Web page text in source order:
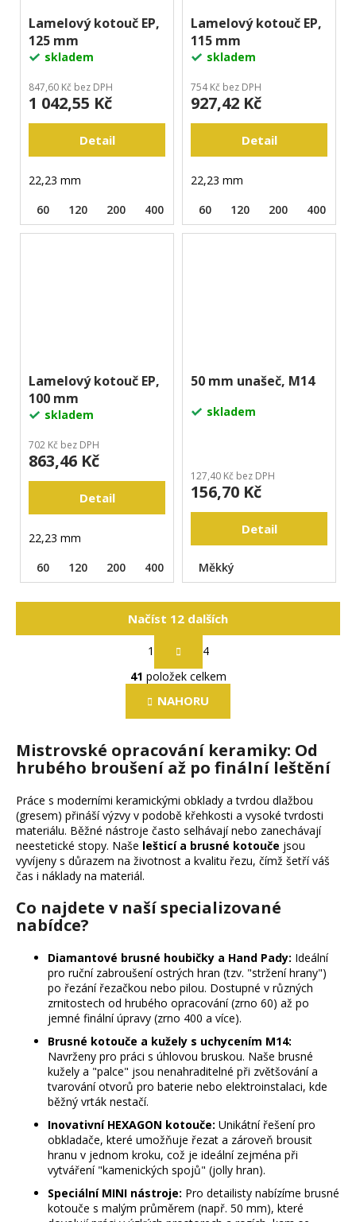
Lamelový kotouč EP,
125 mm
skladem
847,60 Kč bez DPH
1 042,55 Kč
Detail
22,23 mm
60
120 200 400
Lamelový kotouč EP,
115 mm
skladem
754 Kč bez DPH
927,42 Kč
Detail
22,23 mm
60
120 200 400
Lamelový kotouč EP,
100 mm
skladem
702 Kč bez DPH
863,46 Kč
Detail
22,23 mm
60
120 200 400
50 mm unašeč, M14
skladem
127,40 Kč bez DPH
156,70 Kč
Detail
Měkký
O
v
l
á
a
c
p
r
v
k
ý
s
u
Načíst 12 dalších
t
r
á
n
k
v
á
n
í
1
4
41 položek celkem
NAHORU
Mistrovské opracování keramiky: Od
hrubého broušení až po finální leštění
Práce s moderními keramickými obklady a tvrdou dlažbou
(gresem) přináší výzvy v podobě křehkosti a vysoké tvrdosti
materiálu. Běžné nástroje často selhávají nebo zanechávají
neestetické stopy. Naše lešticí a brusné kotouče jsou
vyvíjeny s důrazem na životnost a kvalitu řezu, čímž šetří váš
čas i náklady na materiál.
Co najdete v naší specializované
nabídce?
Diamantové brusné houbičky a Hand Pady: Ideální
pro ruční zabroušení ostrých hran (tzv. "stržení hrany")
po řezání řezačkou nebo pilou. Dostupné v různých
zrnitostech od hrubého opracování (zrno 60) až po
jemné finální úpravy (zrno 400 a více).
Brusné kotouče a kužely s uchycením M14:
Navrženy pro práci s úhlovou bruskou. Naše brusné
kužely a "palce" jsou nenahraditelné při zvětšování a
tvarování otvorů pro baterie nebo elektroinstalaci, kde
běžný vrták nestačí.
Inovativní HEXAGON kotouče: Unikátní řešení pro
obkladače, které umožňuje řezat a zároveň brousit
hranu v jednom kroku, což je ideální zejména při
vytváření "kamenických spojů" (jolly hran).
Speciální MINI nástroje: Pro detailisty nabízíme brusné
kotouče s malým průměrem (např. 50 mm), které